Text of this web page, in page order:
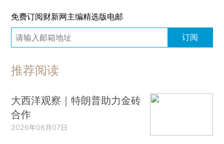
免费订阅财新网主编精选版电邮
订阅
推荐阅读
大西洋观察｜特朗普助力金砖
合作
2026年08月07日